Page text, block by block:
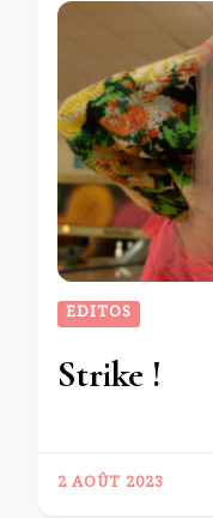
EDITOS
Strike !
2 AOÛT 2023